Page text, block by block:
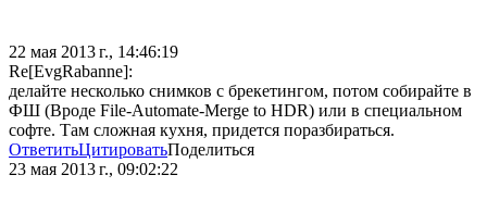
22 мая 2013 г., 14:46:19
Re[EvgRabanne]:
делайте несколько снимков с брекетингом, потом собирайте в
ФШ (Вроде File-Automate-Merge to HDR) или в специальном
софте. Там сложная кухня, придется поразбираться.
ОтветитьЦитироватьПоделиться
23 мая 2013 г., 09:02:22